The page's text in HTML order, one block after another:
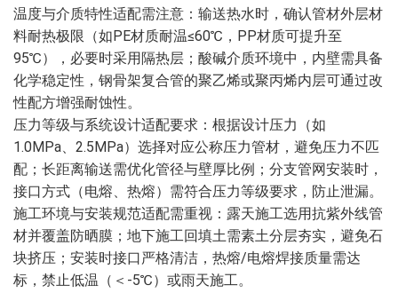
温度与介质特性适配需注意：输送热水时，确认管材外层材
料耐热极限（如PE材质耐温≤60℃，PP材质可提升至
95℃），必要时采用隔热层；酸碱介质环境中，内壁需具备
化学稳定性，钢骨架复合管的聚乙烯或聚丙烯内层可通过改
性配方增强耐蚀性。
压力等级与系统设计适配要求：根据设计压力（如
1.0MPa、2.5MPa）选择对应公称压力管材，避免压力不匹
配；长距离输送需优化管径与壁厚比例；分支管网安装时，
接口方式（电熔、热熔）需符合压力等级要求，防止泄漏。
施工环境与安装规范适配需重视：露天施工选用抗紫外线管
材并覆盖防晒膜；地下施工回填土需素土分层夯实，避免石
块挤压；安装时接口严格清洁，热熔/电熔焊接质量需达
标，禁止低温（＜-5℃）或雨天施工。